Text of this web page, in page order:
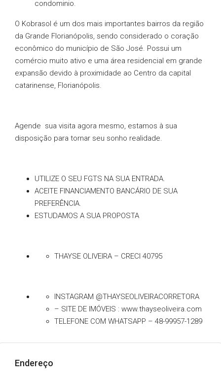
condominio.
O Kobrasol é um dos mais importantes bairros da região
da Grande Florianópolis, sendo considerado o coração
econômico do município de São José. Possui um
comércio muito ativo e uma área residencial em grande
expansão devido à proximidade ao Centro da capital
catarinense, Florianópolis.
Agende sua visita agora mesmo, estamos à sua
disposição para tornar seu sonho realidade.
UTILIZE O SEU FGTS NA SUA ENTRADA.
ACEITE FINANCIAMENTO BANCÁRIO DE SUA
PREFERÊNCIA.
ESTUDAMOS A SUA PROPOSTA
THAYSE OLIVEIRA – CRECI 40795
INSTAGRAM @THAYSEOLIVEIRACORRETORA
– SITE DE IMÓVEIS : www.thayseoliveira.com
TELEFONE COM WHATSAPP – 48-99957-1289
Endereço